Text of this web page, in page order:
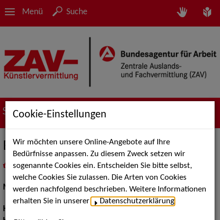
Menü Suche
Suche nach Künstler*innen
Bernadette H.
als PDF speichern
inMeine Merklistelegen
Models / Werbung:Fotomodell
Haarfarbe:
Cookie-Einstellungen
Wir möchten unsere Online-Angebote auf Ihre
Bedürfnisse anpassen. Zu diesem Zweck setzen wir
sogenannte Cookies ein. Entscheiden Sie bitte selbst,
welche Cookies Sie zulassen. Die Arten von Cookies
werden nachfolgend beschrieben. Weitere Informationen
erhalten Sie in unserer
Datenschutzerklärung